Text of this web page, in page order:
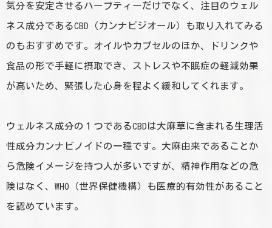
気分を安定させるハーブティーだけでなく、注目のウェル
ネス成分であるCBD（カンナビジオール）も取り入れてみる
のもおすすめです。オイルやカプセルのほか、ドリンクや
食品の形で手軽に摂取でき、ストレスや不眠症の軽減効果
が高いため、緊張した心身を程よく緩和してくれます。
ウェルネス成分の１つであるCBDは大麻草に含まれる生理活
性成分カンナビノイドの一種です。大麻由来であることか
ら危険イメージを持つ人が多いですが、精神作用などの危
険はなく、WHO（世界保健機構）も医療的有効性があること
を認めています。